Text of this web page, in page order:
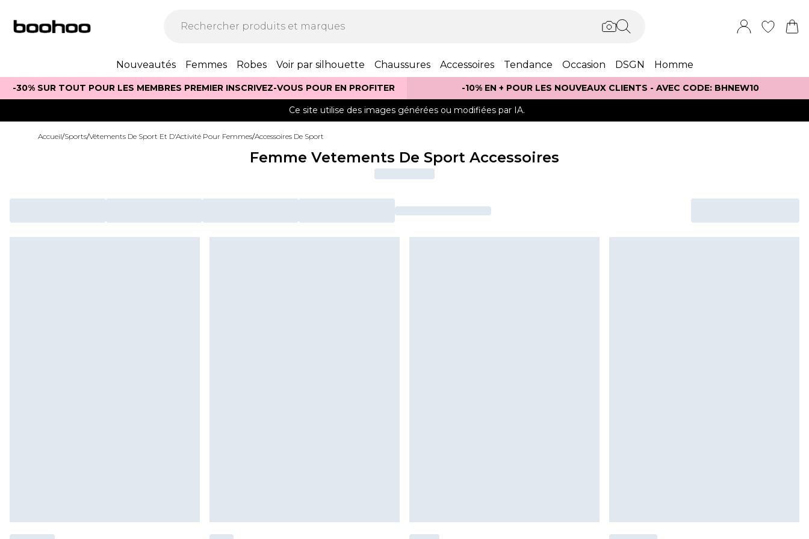
Nouveautés Femmes Robes Voir par silhouette Chaussures Accessoires Tendance Occasion DSGN Homme
-30% SUR TOUT POUR LES MEMBRES PREMIER INSCRIVEZ-VOUS POUR EN PROFITER -10% EN + POUR LES NOUVEAUX CLIENTS - AVEC CODE: BHNEW10
Ce site utilise des images générées ou modifiées par IA.
Accueil/Sports/Vêtements De Sport Et D'Activité Pour Femmes/Accessoires De Sport
Femme Vetements De Sport Accessoires